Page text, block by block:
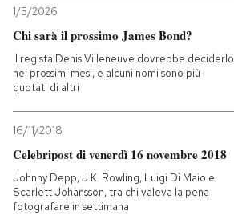
1/5/2026
Chi sarà il prossimo James Bond?
Il regista Denis Villeneuve dovrebbe deciderlo
nei prossimi mesi, e alcuni nomi sono più
quotati di altri
16/11/2018
Celebripost di venerdì 16 novembre 2018
Johnny Depp, J.K. Rowling, Luigi Di Maio e
Scarlett Johansson, tra chi valeva la pena
fotografare in settimana